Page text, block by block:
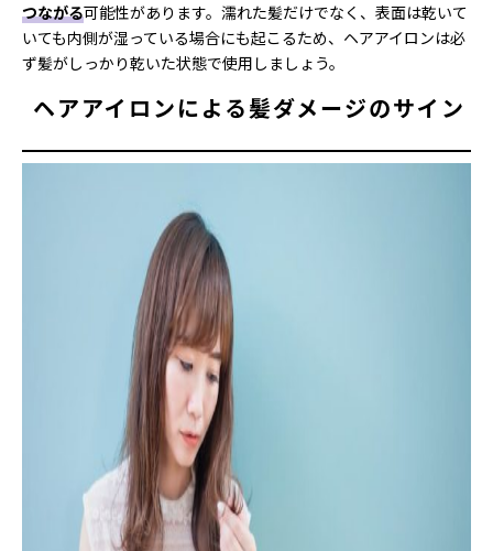
つながる可能性があります。濡れた髪だけでなく、表面は乾いて
いても内側が湿っている場合にも起こるため、ヘアアイロンは必
ず髪がしっかり乾いた状態で使用しましょう。
ヘアアイロンによる髪ダメージのサイン